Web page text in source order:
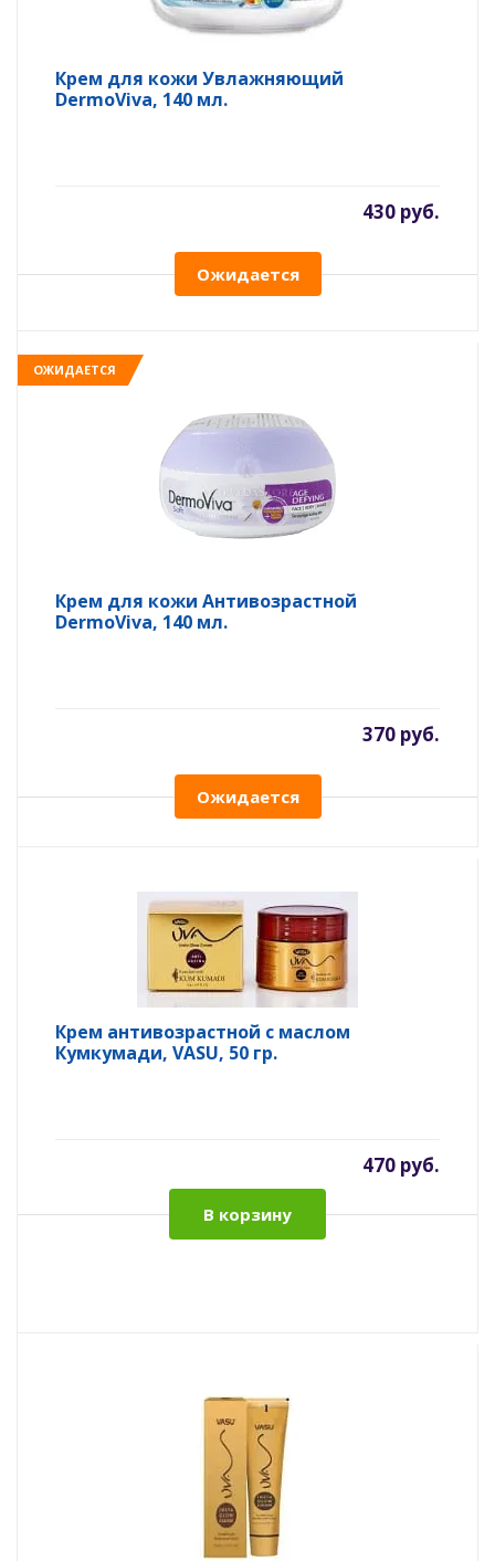
Крем для кожи Увлажняющий
DermoViva, 140 мл.
430 руб.
Ожидается
ОЖИДАЕТСЯ
Крем для кожи Антивозрастной
DermoViva, 140 мл.
370 руб.
Ожидается
Крем антивозрастной с маслом
Кумкумади, VASU, 50 гр.
470 руб.
В корзину